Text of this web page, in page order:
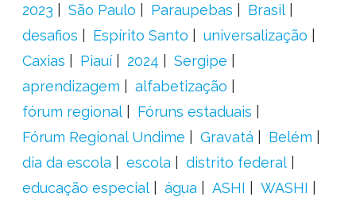
2023
São Paulo Paraupebas
Brasil
desafios
Espírito Santo
universalização
Caxias
Piauí 2024
Sergipe
aprendizagem
alfabetização
fórum regional
Fóruns estaduais
Fórum Regional Undime
Gravatá
Belém
dia da escola
escola
distrito federal
educação especial
água ASHI
WASHI